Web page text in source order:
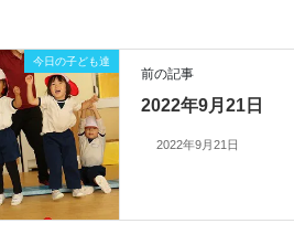
今日の子ども達
前の記事
2022年9月21日
2022年9月21日